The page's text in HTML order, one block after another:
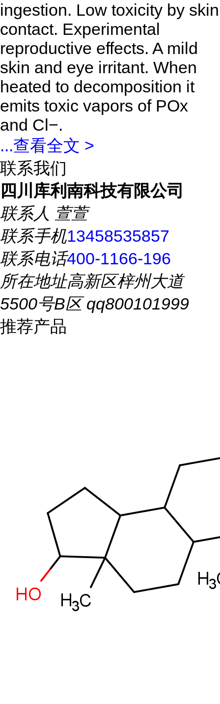
ingestion. Low toxicity by skin
contact. Experimental
reproductive effects. A mild
skin and eye irritant. When
heated to decomposition it
emits toxic vapors of POx
and Cl−.
...查看全文 >
联系我们
四川库利南科技有限公司
联系人 萱萱
联系手机13458535857
联系电话400-1166-196
所在地址高新区梓州大道
5500号B区 qq800101999
推荐产品